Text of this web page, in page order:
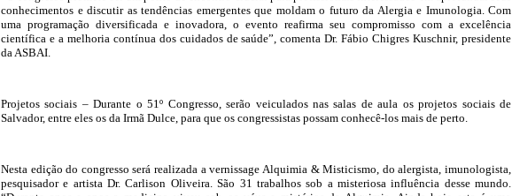
conhecimentos e discutir as tendências emergentes que moldam o futuro da Alergia e Imunologia. Com
uma programação diversificada e inovadora, o evento reafirma seu compromisso com a excelência
científica e a melhoria contínua dos cuidados de saúde”, comenta Dr. Fábio Chigres Kuschnir, presidente
da ASBAI.
Projetos sociais – Durante o 51º Congresso, serão veiculados nas salas de aula os projetos sociais de
Salvador, entre eles os da Irmã Dulce, para que os congressistas possam conhecê-los mais de perto.
Nesta edição do congresso será realizada a vernissage Alquimia & Misticismo, do alergista, imunologista,
pesquisador e artista Dr. Carlison Oliveira. São 31 trabalhos sob a misteriosa influência desse mundo.